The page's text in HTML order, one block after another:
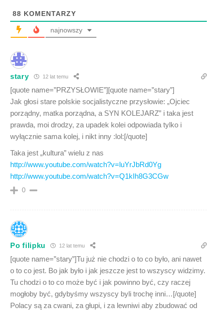
88 KOMENTARZY
najnowszy
stary 12 lat temu
[quote name=”PRZYSŁOWIE”][quote name=”stary”]
Jak głosi stare polskie socjalistyczne przysłowie: „Ojciec
porządny, matka porządna, a SYN KOLEJARZ” i taka jest
prawda, moi drodzy, za upadek kolei odpowiada tylko i
wyłącznie sama kolej, i nikt inny :lol:[/quote]
Taka jest „kultura” wielu z nas
http://www.youtube.com/watch?v=luYrJbRd0Yg
http://www.youtube.com/watch?v=Q1kIh8G3CGw
0
Po filipku 12 lat temu
[quote name=”stary”]Tu już nie chodzi o to co było, ani nawet
o to co jest. Bo jak było i jak jeszcze jest to wszyscy widzimy.
Tu chodzi o to co może być i jak powinno być, czy raczej
mogłoby być, gdybyśmy wszyscy byli trochę inni…[/quote]
Polacy są za cwani, za głupi, i za lewniwi aby zbudować od